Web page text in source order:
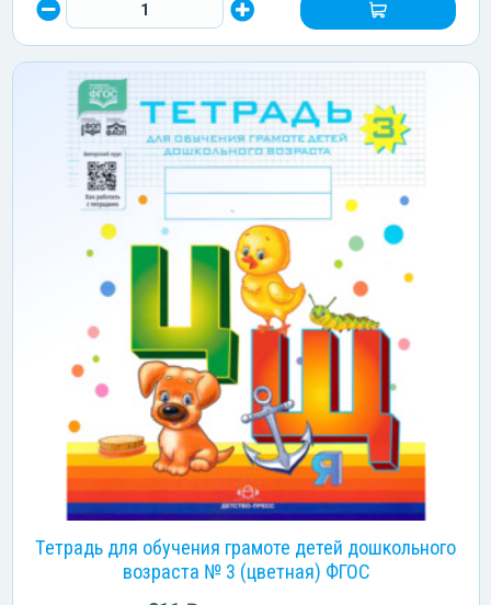
Тетрадь для обучения грамоте детей дошкольного
возраста № 3 (цветная) ФГОС